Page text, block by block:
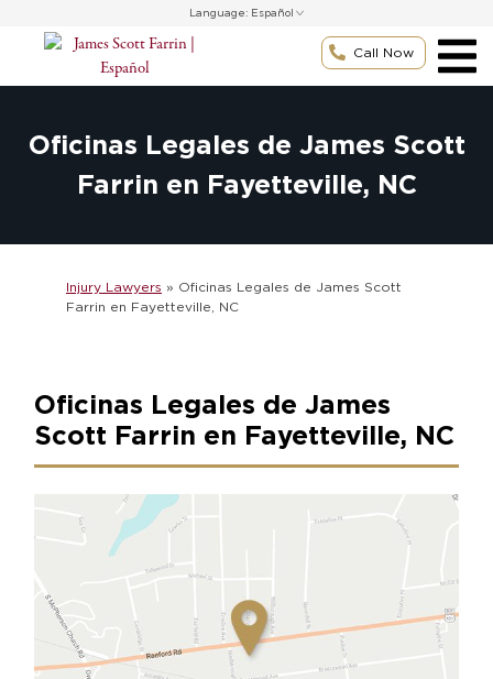
content
Language:
Call Now
Oficinas Legales de James Scott
Farrin en Fayetteville, NC
Injury Lawyers » Oficinas Legales de James Scott
Farrin en Fayetteville, NC
Oficinas Legales de James
Scott Farrin en Fayetteville, NC